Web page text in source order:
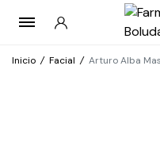
Inicio / Facial / Arturo Alba